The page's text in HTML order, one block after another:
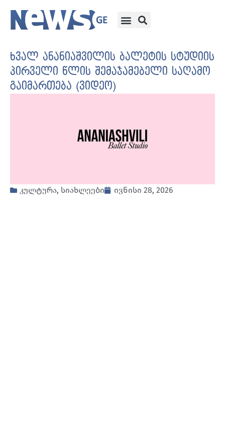
ხვალ ანანიაშვილის ბალეტის სტუდიის
პირველი წლის შემაჯამებელი საღამო
გაიმართება (ვიდეო)
კულტურა, სიახლეები ივნისი 28, 2026